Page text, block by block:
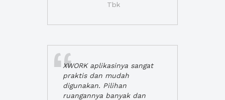
Tbk
XWORK aplikasinya sangat
praktis dan mudah
digunakan. Pilihan
ruangannya banyak dan